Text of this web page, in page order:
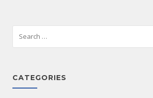
CATEGORIES